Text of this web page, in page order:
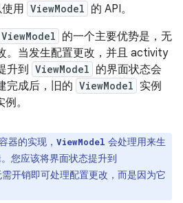
使用 ViewModel 的 API。
ViewModel 的一个主要优势是，无
。当发生配置更改，并且 activity
升到 ViewModel 的界面状态会
完成后，旧的 ViewModel 实例
。
器的实现， ViewModel 会处理用来生
您应该将界面状态提升到
需开销即可处理配置更改，而是因为它